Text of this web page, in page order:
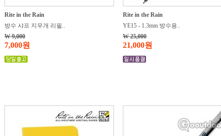
Rite in the Rain
방수 샤프 지우개 리필..
W 9,000
7,000원
Rite in the Rain
YE15 - 1.3mm 방수용..
W 25,000
21,000원